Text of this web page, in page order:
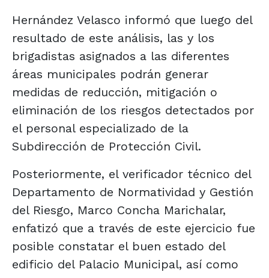
Hernández Velasco informó que luego del
resultado de este análisis, las y los
brigadistas asignados a las diferentes
áreas municipales podrán generar
medidas de reducción, mitigación o
eliminación de los riesgos detectados por
el personal especializado de la
Subdirección de Protección Civil.
Posteriormente, el verificador técnico del
Departamento de Normatividad y Gestión
del Riesgo, Marco Concha Marichalar,
enfatizó que a través de este ejercicio fue
posible constatar el buen estado del
edificio del Palacio Municipal, así como